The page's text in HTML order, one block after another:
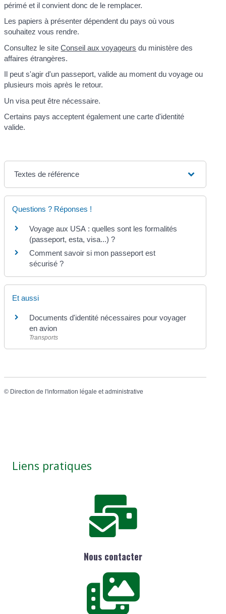
périmé et il convient donc de le remplacer.
Les papiers à présenter dépendent du pays où vous
souhaitez vous rendre.
Consultez le siteConseil aux voyageurs du ministère des
affaires étrangères.
Il peut s'agir d'un passeport, valide au moment du voyage ou
plusieurs mois après le retour.
Un visa peut être nécessaire.
Certains pays acceptent également une carte d'identité
valide.
Textes de référence
Questions ? Réponses !
Voyage aux USA : quelles sont les formalités
(passeport, esta, visa...) ?
Comment savoir si mon passeport est
sécurisé ?
Et aussi
Documents d'identité nécessaires pour voyager
en avion
Transports
© Direction de l'information légale et administrative
Liens pratiques
Nous contacter